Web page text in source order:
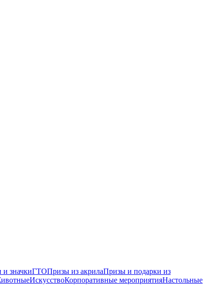
значкиГТОПризы из акрилаПризы и подарки из
ИскусствоКорпоративные мероприятияНастольные